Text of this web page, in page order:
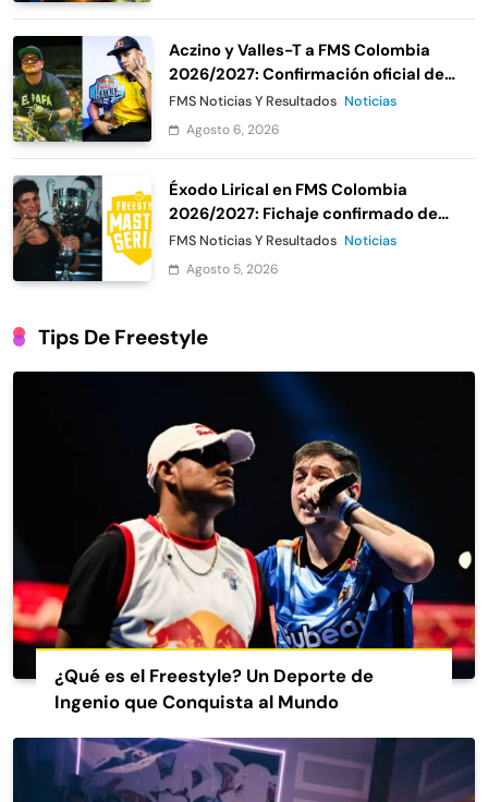
Aczino y Valles-T a FMS Colombia
2026/2027: Confirmación oficial de
Urban Roosters
FMS Noticias Y Resultados Noticias
Agosto 6, 2026
Éxodo Lirical en FMS Colombia
2026/2027: Fichaje confirmado de
Urban Roosters
FMS Noticias Y Resultados Noticias
Agosto 5, 2026
Tips De Freestyle
¿Qué es el Freestyle? Un Deporte de
Ingenio que Conquista al Mundo